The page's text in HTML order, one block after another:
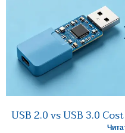
USB 2.0 vs USB 3.0